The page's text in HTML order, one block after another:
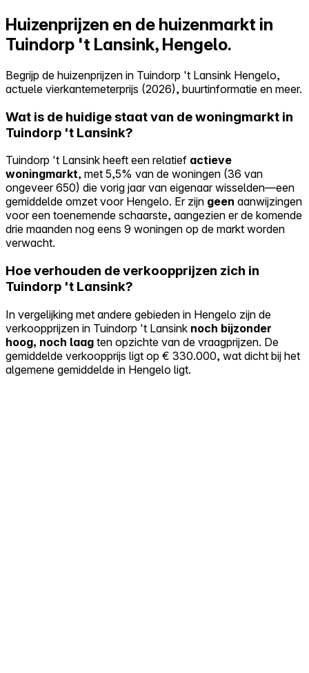
Huizenprijzen en de huizenmarkt in
Tuindorp 't Lansink, Hengelo.
Begrijp de huizenprijzen in Tuindorp 't Lansink Hengelo,
actuele vierkantemeterprijs (2026), buurtinformatie en meer.
Wat is de huidige staat van de woningmarkt in
Tuindorp 't Lansink?
Tuindorp 't Lansink heeft een relatief actieve
woningmarkt, met 5,5% van de woningen (36 van
ongeveer 650) die vorig jaar van eigenaar wisselden—een
gemiddelde omzet voor Hengelo. Er zijn geen aanwijzingen
voor een toenemende schaarste, aangezien er de komende
drie maanden nog eens 9 woningen op de markt worden
verwacht.
Hoe verhouden de verkoopprijzen zich in
Tuindorp 't Lansink?
In vergelijking met andere gebieden in Hengelo zijn de
verkoopprijzen in Tuindorp 't Lansink noch bijzonder
hoog, noch laag ten opzichte van de vraagprijzen. De
gemiddelde verkoopprijs ligt op € 330.000, wat dicht bij het
algemene gemiddelde in Hengelo ligt.